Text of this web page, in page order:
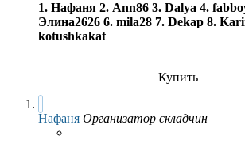
1. Нафаня 2. Ann86 3. Dalya 4.
Элина2626 6. mila28 7. Dekap 8.
kotushkakat
Купить
Нафаня Организатор складчин